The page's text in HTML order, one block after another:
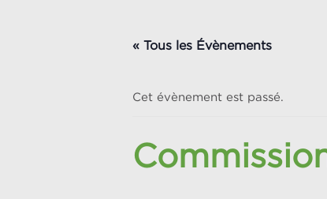
« Tous les Évènements
Cet évènement est passé.